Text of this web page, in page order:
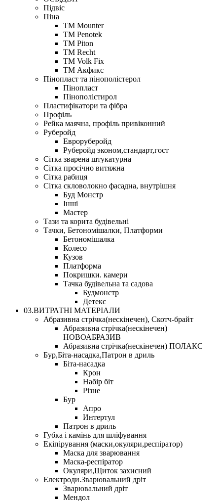
Підвіс
Піна
ТМ Mounter
ТМ Penotek
ТМ Piton
ТМ Recht
ТМ Volk Fix
ТМ Акфикс
Пінопласт та пінополістерол
Пінопласт
Пінополістирол
Пластифікатори та фібра
Профіль
Рейка маячна, профіль привіконний
Руберойд
Евроруберойд
Руберойд эконом,стандарт,гост
Сітка зварена штукатурна
Сітка просічно витяжна
Сітка рабиця
Сітка скловолокно фасадна, внутрішня
Буд Монстр
Інші
Мастер
Тази та корита будівельні
Тачки, Бетономішалки, Платформи
Бетономішалка
Колесо
Кузов
Платформа
Покришки. камери
Тачка будівельна та садова
Будмонстр
Детекс
03.ВИТРАТНІ МАТЕРІАЛИ
Абразивна стрічка(нескінечен), Скотч-брайт
Абразивна стрічка(нескінечен)
НОВОАБРАЗИВ
Абразивна стрічка(нескінечен) ПОЛАКС
Бур,Біта-насадка,Патрон в дриль
Біта-насадка
Крон
Набір біт
Різне
Бур
Апро
Интертул
Патрон в дриль
Губка і камінь для шліфування
Екіпірування (маски,окуляри,респіратор)
Маска для зварювання
Маска-респіратор
Окуляри,Щиток захисний
Електроди.Зварювальний дріт
Зварювальний дріт
Мендол